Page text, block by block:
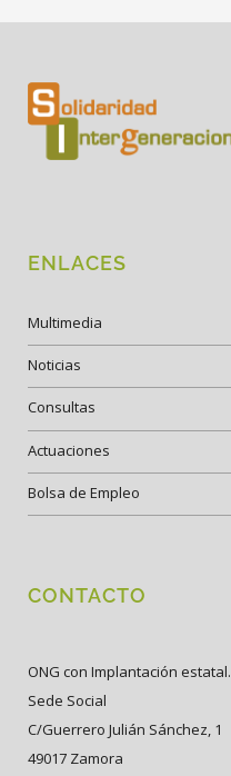
ENLACES
Multimedia
Noticias
Consultas
Actuaciones
Bolsa de Empleo
CONTACTO
ONG con Implantación estatal.
Sede Social
C/Guerrero Julián Sánchez, 1
49017 Zamora